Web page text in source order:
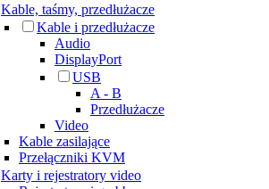
Kable, taśmy, przedłużacze
Kable i przedłużacze
Audio
DisplayPort
USB
A - B
Przedłużacze
Video
Kable zasilające
Przełączniki KVM
Karty i rejestratory video